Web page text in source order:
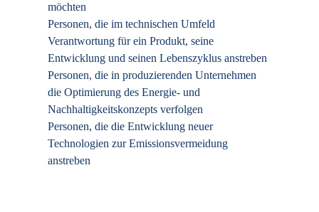
möchten
Personen, die im technischen Umfeld
Verantwortung für ein Produkt, seine
Entwicklung und seinen Lebenszyklus anstreben
Personen, die in produzierenden Unternehmen
die Optimierung des Energie- und
Nachhaltigkeitskonzepts verfolgen
Personen, die die Entwicklung neuer
Technologien zur Emissionsvermeidung
anstreben